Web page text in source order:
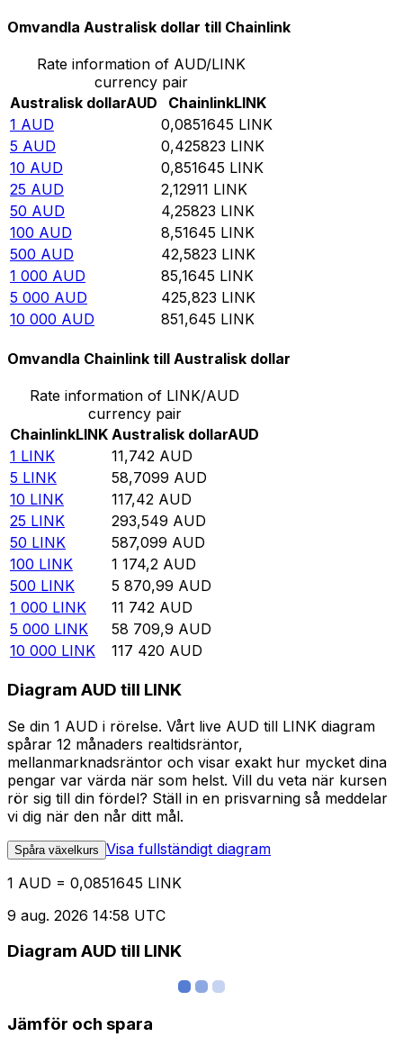
Omvandla Australisk dollar till Chainlink
Rate information of AUD/LINK
currency pair
Australisk dollarAUD ChainlinkLINK
1 AUD 0,0851645 LINK
5 AUD 0,425823 LINK
10 AUD 0,851645 LINK
25 AUD 2,12911 LINK
50 AUD 4,25823 LINK
100 AUD 8,51645 LINK
500 AUD 42,5823 LINK
1 000 AUD 85,1645 LINK
5 000 AUD 425,823 LINK
10 000 AUD 851,645 LINK
Omvandla Chainlink till Australisk dollar
Rate information of LINK/AUD
currency pair
ChainlinkLINK Australisk dollarAUD
1 LINK 11,742 AUD
5 LINK 58,7099 AUD
10 LINK 117,42 AUD
25 LINK 293,549 AUD
50 LINK 587,099 AUD
100 LINK 1 174,2 AUD
500 LINK 5 870,99 AUD
1 000 LINK 11 742 AUD
5 000 LINK 58 709,9 AUD
10 000 LINK 117 420 AUD
Diagram AUD till LINK
Se din 1 AUD i rörelse. Vårt live AUD till LINK diagram
spårar 12 månaders realtidsräntor,
mellanmarknadsräntor och visar exakt hur mycket dina
pengar var värda när som helst. Vill du veta när kursen
rör sig till din fördel? Ställ in en prisvarning så meddelar
vi dig när den når ditt mål.
Spåra växelkurs Visa fullständigt diagram
1 AUD = 0,0851645 LINK
9 aug. 2026 14:58 UTC
Diagram AUD till LINK
Jämför och spara